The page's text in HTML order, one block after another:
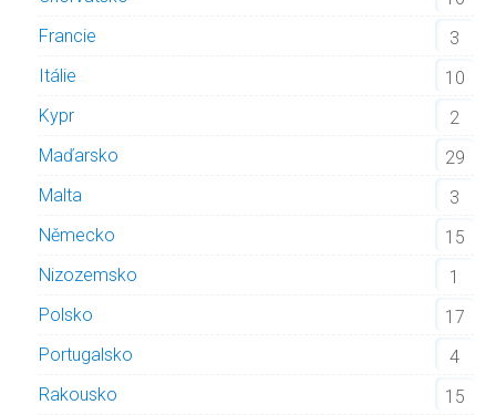
Francie
3
Itálie
10
Kypr
2
Maďarsko
29
Malta
3
Německo
15
Nizozemsko
1
Polsko
17
Portugalsko
4
Rakousko
15